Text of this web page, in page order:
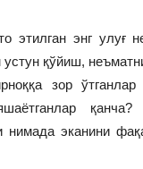
этилган энг улуғ
қўйиш,
зор
нимада эканини